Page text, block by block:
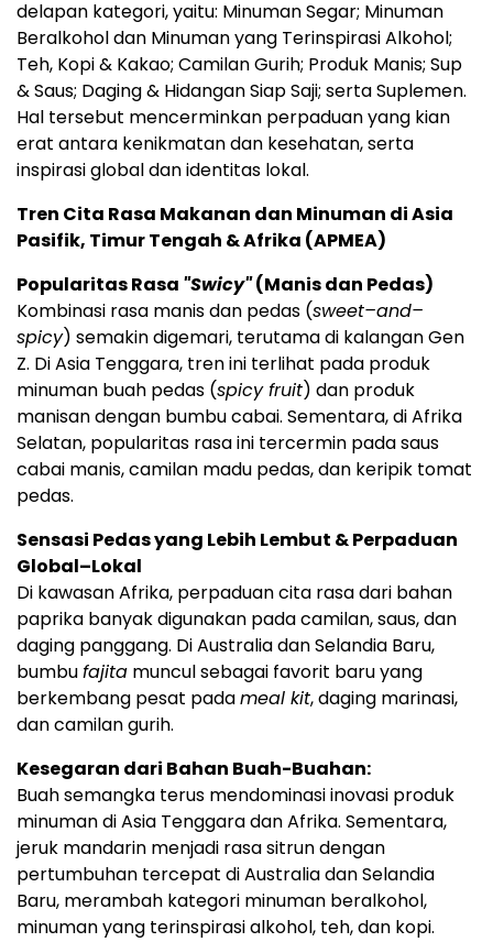
delapan kategori, yaitu: Minuman Segar; Minuman
Beralkohol dan Minuman yang Terinspirasi Alkohol;
Teh, Kopi & Kakao; Camilan Gurih; Produk Manis; Sup
& Saus; Daging & Hidangan Siap Saji; serta Suplemen.
Hal tersebut mencerminkan perpaduan yang kian
erat antara kenikmatan dan kesehatan, serta
inspirasi global dan identitas lokal.
Tren Cita Rasa Makanan dan Minuman di Asia
Pasifik, Timur Tengah & Afrika (APMEA)
Popularitas Rasa "Swicy"(Manis dan Pedas)
Kombinasi rasa manis dan pedas (sweet–and–
spicy) semakin digemari, terutama di kalangan Gen
Z. Di Asia Tenggara, tren ini terlihat pada produk
minuman buah pedas (spicy fruit) dan produk
manisan dengan bumbu cabai. Sementara, di Afrika
Selatan, popularitas rasa ini tercermin pada saus
cabai manis, camilan madu pedas, dan keripik tomat
pedas.
Sensasi Pedas yang Lebih Lembut & Perpaduan
Global–Lokal
Di kawasan Afrika, perpaduan cita rasa dari bahan
paprika banyak digunakan pada camilan, saus, dan
daging panggang. Di Australia dan Selandia Baru,
bumbufajita muncul sebagai favorit baru yang
berkembang pesat padameal kit, daging marinasi,
dan camilan gurih.
Kesegaran dari Bahan Buah-Buahan:
Buah semangka terus mendominasi inovasi produk
minuman di Asia Tenggara dan Afrika. Sementara,
jeruk mandarin menjadi rasa sitrun dengan
pertumbuhan tercepat di Australia dan Selandia
Baru, merambah kategori minuman beralkohol,
minuman yang terinspirasi alkohol, teh, dan kopi.